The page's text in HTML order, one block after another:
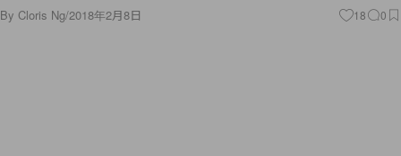
By Cloris Ng/2018年2月8日 18 0